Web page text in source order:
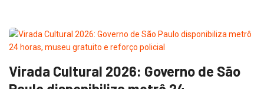
Virada Cultural 2026: Governo de São